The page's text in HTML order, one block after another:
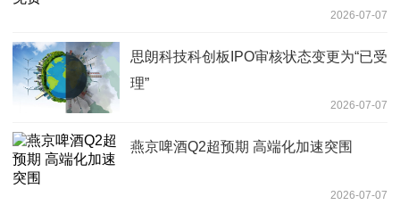
2026-07-07
思朗科技科创板IPO审核状态变更为“已受
理”
2026-07-07
燕京啤酒Q2超预期 高端化加速突围
2026-07-07